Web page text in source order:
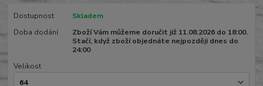
Dostupnost
Skladem
Doba dodání
Zboží Vám můžeme doručit již 11.08.2026 do 18:00.
Stačí, když zboží objednáte nejpozději dnes do
24:00
Velikost